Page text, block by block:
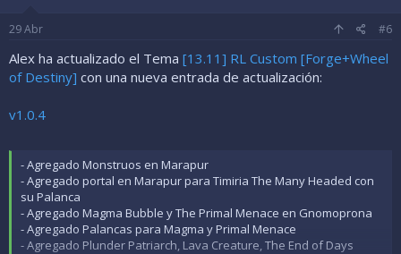
29Abr #6
Alex ha actualizado el Tema [13.11] RL Custom [Forge+Wheel
of Destiny] con una nueva entrada de actualización:
v1.0.4
- Agregado Monstruos en Marapur
- Agregado portal en Marapur para Timiria The Many Headed con
su Palanca
- Agregado Magma Bubble y The Primal Menace en Gnomoprona
- Agregado Palancas para Magma y Primal Menace
- Agregado Plunder Patriarch, Lava Creature, The End of Days